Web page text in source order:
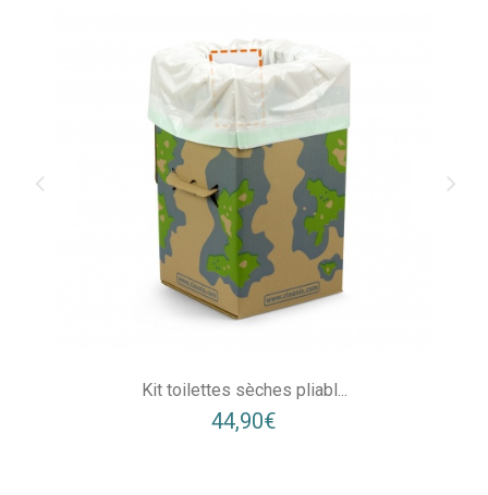
Kit toilettes sèches pliabl...
44,90€